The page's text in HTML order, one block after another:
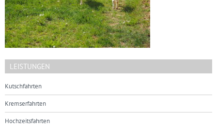
LEISTUNGEN
Kutschfahrten
Kremserfahrten
Hochzeitsfahrten